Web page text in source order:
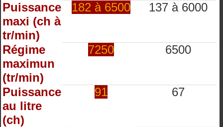
Puissance
maxi (ch à
tr/min)
182 à 6500 137 à 6000
Régime
maximun
(tr/min)
7250 6500
Puissance
au litre
(ch)
91 67